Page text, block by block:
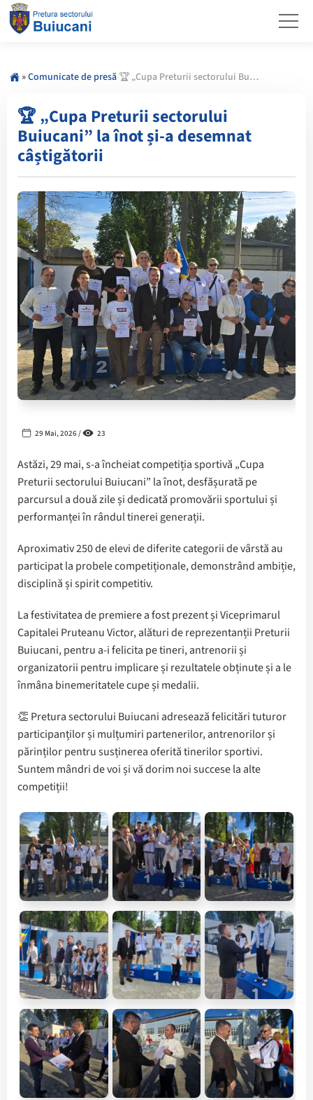
»Comunicate de presă 🏆 „Cupa Preturii sectorului Buiucani” la înot și-a desemnat câștigătorii
🏆 „Cupa Preturii sectorului
Buiucani” la înot și-a desemnat
câștigătorii
29 Mai, 2026 / 23
Astăzi, 29 mai, s-a încheiat competiția sportivă „Cupa
Preturii sectorului Buiucani” la înot, desfășurată pe
parcursul a două zile și dedicată promovării sportului și
performanței în rândul tinerei generații.
Aproximativ 250 de elevi de diferite categorii de vârstă au
participat la probele competiționale, demonstrând ambiție,
disciplină și spirit competitiv.
La festivitatea de premiere a fost prezent și Viceprimarul
Capitalei Pruteanu Victor, alături de reprezentanții Preturii
Buiucani, pentru a-i felicita pe tineri, antrenorii și
organizatorii pentru implicare și rezultatele obținute și a le
înmâna binemeritatele cupe și medalii.
👏 Pretura sectorului Buiucani adresează felicitări tuturor
participanților și mulțumiri partenerilor, antrenorilor și
părinților pentru susținerea oferită tinerilor sportivi.
Suntem mândri de voi și vă dorim noi succese la alte
competiții!